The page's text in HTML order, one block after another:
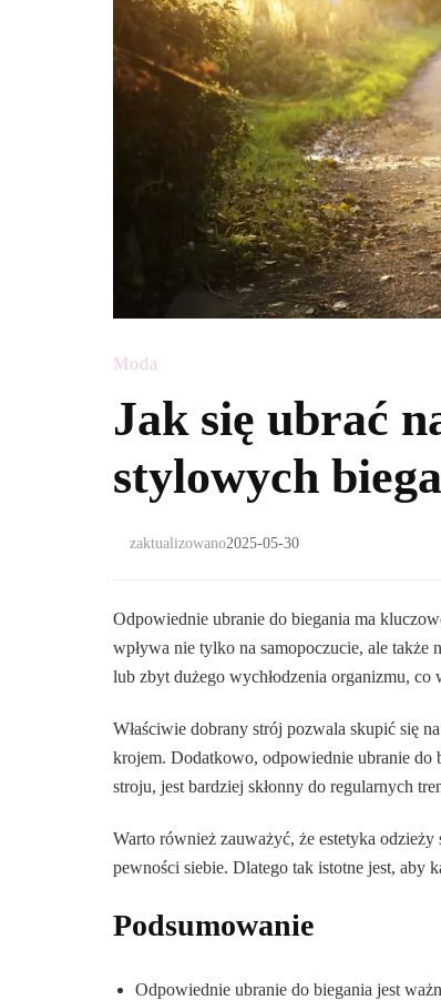
Moda
Jak się ubrać
stylowych
zaktualizowano2025-05-30
Odpowiednie ubranie do biegania ma
wpływa nie tylko na samopoczucie, ale także
lub zbyt dużego wychłodzenia organizmu,
Właściwie dobrany strój pozwala skupić się
krojem. Dodatkowo, odpowiednie ubranie do
stroju, jest bardziej skłonny do regularnych
Warto również zauważyć, że estetyka
pewności siebie. Dlatego tak istotne jest, aby
Podsumowanie
Odpowiednie ubranie do biegania jest